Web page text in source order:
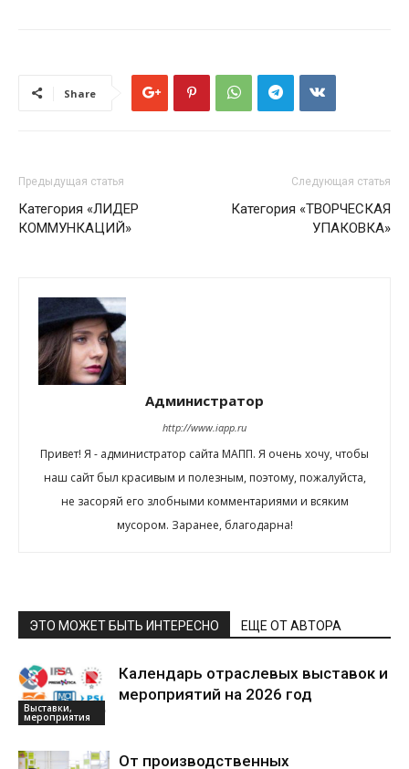
Share
Предыдущая статья
Категория «ЛИДЕР
КОММУНКАЦИЙ»
Следующая статья
Категория «ТВОРЧЕСКАЯ
УПАКОВКА»
Администратор
http://www.iapp.ru
Привет! Я - администратор сайта МАПП. Я очень хочу, чтобы
наш сайт был красивым и полезным, поэтому, пожалуйста,
не засоряй его злобными комментариями и всяким
мусором. Заранее, благодарна!
ЭТО МОЖЕТ БЫТЬ ИНТЕРЕСНО ЕЩЕ ОТ АВТОРА
Выставки,
мероприятия
Календарь отраслевых выставок и
мероприятий на 2026 год
От производственных